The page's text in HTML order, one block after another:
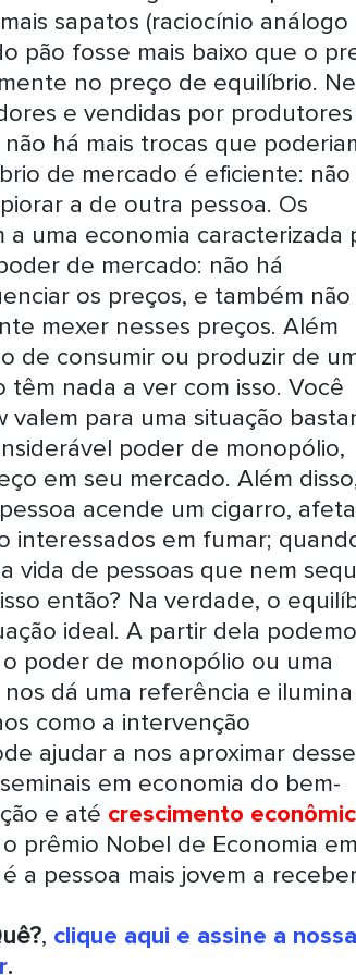
sapatos (raciocínio análogo
pão fosse mais baixo que o
no preço de equilíbrio.
e vendidas por produtores
há mais trocas que
de mercado é eficiente: não
a de outra pessoa. Os
uma economia caracterizada
de mercado: não há
os preços, e também não
mexer nesses preços. Além
de consumir ou produzir de
nada a ver com isso. Você
para uma situação
poder de monopólio,
em seu mercado. Além
acende um cigarro, afeta
interessados em fumar;
vida de pessoas que nem
então? Na verdade, o
ideal. A partir dela
poder de monopólio ou uma
dá uma referência e ilumina
como a intervenção
ajudar a nos aproximar desse
em economia do bem-
e até crescimento
prêmio Nobel de Economia em
a pessoa mais jovem a
, clique aqui e assine a nossa
.